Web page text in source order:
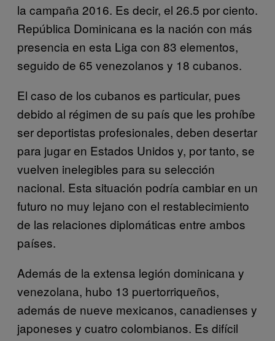
la campaña 2016. Es decir, el 26.5 por ciento.
República Dominicana es la nación con más
presencia en esta Liga con 83 elementos,
seguido de 65 venezolanos y 18 cubanos.
El caso de los cubanos es particular, pues
debido al régimen de su país que les prohíbe
ser deportistas profesionales, deben desertar
para jugar en Estados Unidos y, por tanto, se
vuelven inelegibles para su selección
nacional. Esta situación podría cambiar en un
futuro no muy lejano con el restablecimiento
de las relaciones diplomáticas entre ambos
países.
Además de la extensa legión dominicana y
venezolana, hubo 13 puertorriqueños,
además de nueve mexicanos, canadienses y
japoneses y cuatro colombianos. Es difícil